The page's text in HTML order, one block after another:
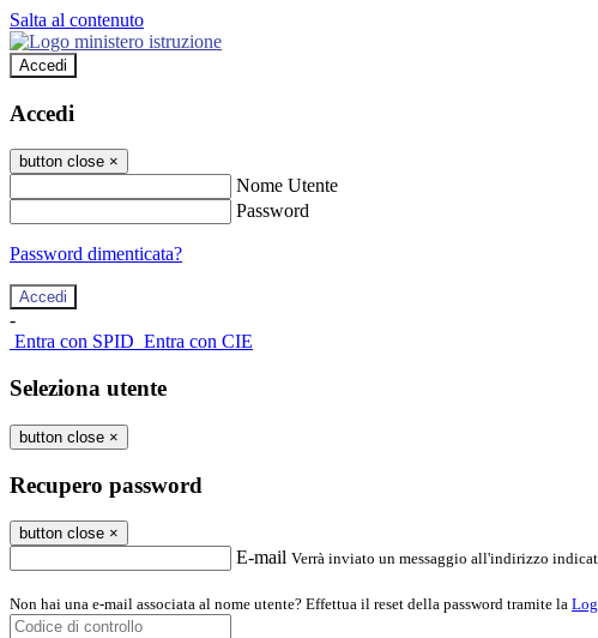
Salta al contenuto
Accedi
Accedi
button close ×
Nome Utente
Password
Password dimenticata?
-
Entra con SPID Entra con CIE
Seleziona utente
button close ×
Recupero password
button close ×
E-mail Verrà inviato un messaggio all'indirizzo
Non hai una e-mail associata al nome utente? Effettua il reset della password tramite la